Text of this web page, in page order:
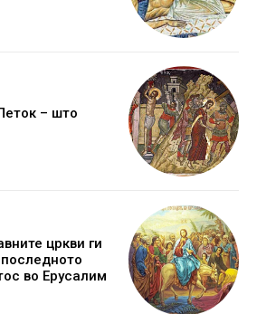
– што
цркви ги
во Ерусалим